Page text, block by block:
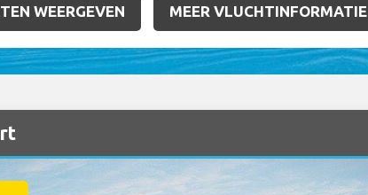
WEERGEVEN MEER VLUCHTINFORMATIE